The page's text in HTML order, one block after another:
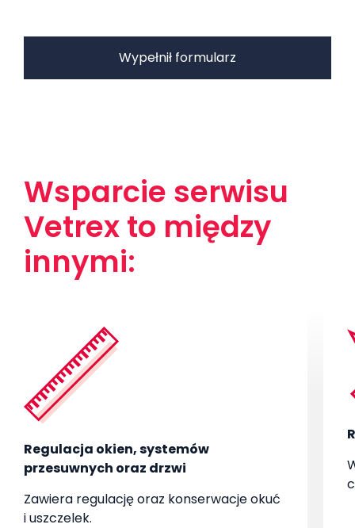
Wypełnił formularz
Wsparcie serwisu
Vetrex to między
innymi:
Regulacja okien, systemów
przesuwnych oraz drzwi
Zawiera regulację oraz konserwacje okuć
i uszczelek.